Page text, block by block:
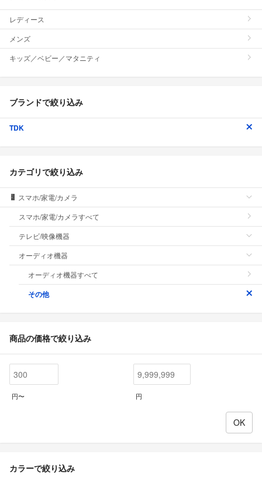
レディース
メンズ
キッズ／ベビー／マタニティ
ブランドで絞り込み
TDK
カテゴリで絞り込み
スマホ/家電/カメラ
スマホ/家電/カメラすべて
テレビ/映像機器
オーディオ機器
オーディオ機器すべて
その他
商品の価格で絞り込み
円〜 円
カラーで絞り込み